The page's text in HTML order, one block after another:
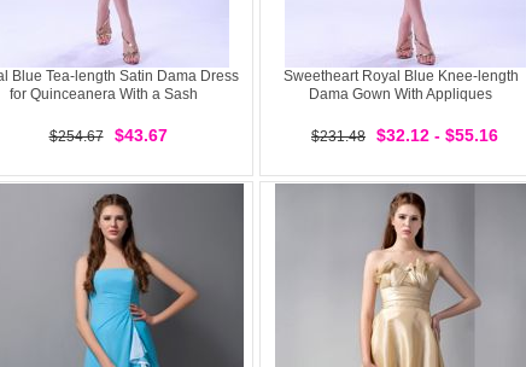
Blue Tea-length Satin Dama Dress
for Quinceanera With a Sash
$254.67 $43.67
Sweetheart Royal Blue Knee-length
Dama Gown With Appliques
$231.48 $32.12 - $55.16